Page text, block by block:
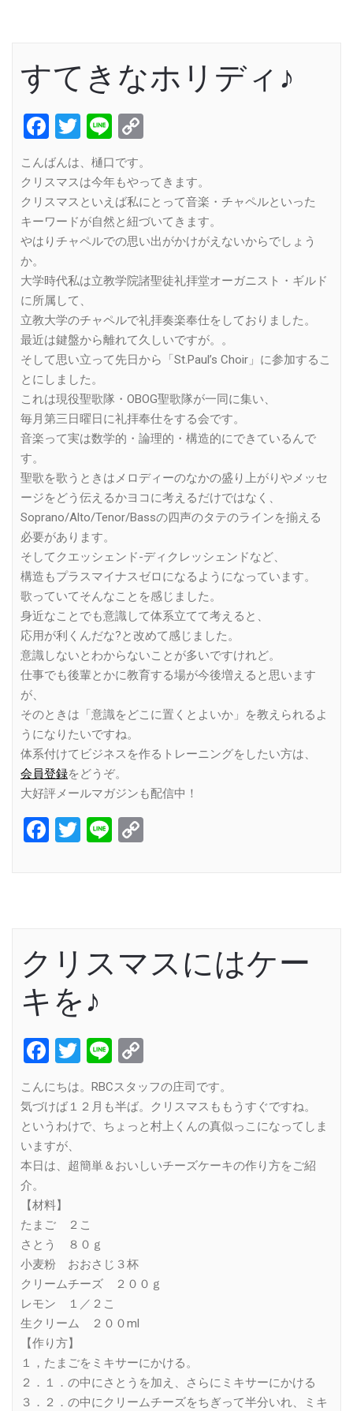
すてきなホリディ♪
Facebook
Twitter
Line
こんばんは、樋口です。
クリスマスは今年もやってきます。
クリスマスといえば私にとって音楽・チャペルといった
キーワードが自然と紐づいてきます。
やはりチャペルでの思い出がかけがえないからでしょう
か。
大学時代私は立教学院諸聖徒礼拝堂オーガニスト・ギルド
に所属して、
立教大学のチャペルで礼拝奏楽奉仕をしておりました。
最近は鍵盤から離れて久しいですが。。
そして思い立って先日から「St.Paul’s Choir」に参加するこ
とにしました。
これは現役聖歌隊・OBOG聖歌隊が一同に集い、
毎月第三日曜日に礼拝奉仕をする会です。
音楽って実は数学的・論理的・構造的にできているんで
す。
聖歌を歌うときはメロディーのなかの盛り上がりやメッセ
ージをどう伝えるかヨコに考えるだけではなく、
Soprano/Alto/Tenor/Bassの四声のタテのラインを揃える
必要があります。
そしてクエッシェンド-ディクレッシェンドなど、
構造もプラスマイナスゼロになるようになっています。
歌っていてそんなことを感じました。
身近なことでも意識して体系立てて考えると、
応用が利くんだな?と改めて感じました。
意識しないとわからないことが多いですけれど。
仕事でも後輩とかに教育する場が今後増えると思います
が、
そのときは「意識をどこに置くとよいか」を教えられるよ
うになりたいですね。
体系付けてビジネスを作るトレーニングをしたい方は、
会員登録をどうぞ。
大好評メールマガジンも配信中！
Facebook
Twitter
Line
クリスマスにはケー
キを♪
Facebook
Twitter
Line
Link
こんにちは。RBCスタッフの庄司です。
気づけば１２月も半ば。クリスマスももうすぐですね。
というわけで、ちょっと村上くんの真似っこになってしま
いますが、
本日は、超簡単＆おいしいチーズケーキの作り方をご紹
介。
【材料】
たまご ２こ
さとう ８０ｇ
小麦粉 おおさじ３杯
クリームチーズ ２００ｇ
レモン １／２こ
生クリーム ２００ml
【作り方】
１，たまごをミキサーにかける。
２．１．の中にさとうを加え、さらにミキサーにかける
３．２．の中にクリームチーズをちぎって半分いれ、ミキ